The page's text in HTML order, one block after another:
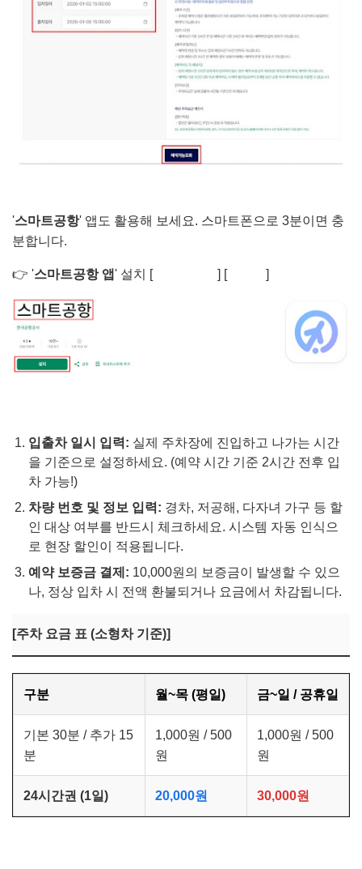
'스마트공항' 앱도 활용해 보세요. 스마트폰으로 3분이면 충
분합니다.
👉 '스마트공항 앱' 설치 [안드로이드 ] [아이폰 ]
입출차 일시 입력: 실제 주차장에 진입하고 나가는 시간
을 기준으로 설정하세요. (예약 시간 기준 2시간 전후 입
차 가능!)
차량 번호 및 정보 입력: 경차, 저공해, 다자녀 가구 등 할
인 대상 여부를 반드시 체크하세요. 시스템 자동 인식으
로 현장 할인이 적용됩니다.
예약 보증금 결제: 10,000원의 보증금이 발생할 수 있으
나, 정상 입차 시 전액 환불되거나 요금에서 차감됩니다.
[주차 요금 표 (소형차 기준)]
구분 월~목 (평일) 금~일 / 공휴일
기본 30분 / 추가 15
분
1,000원 / 500
원
1,000원 / 500
원
24시간권 (1일) 20,000원 30,000원